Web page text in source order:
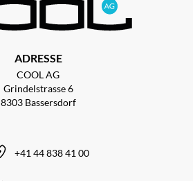
ADRESSE
COOL AG
Grindelstrasse 6
8303 Bassersdorf
+41 44 838 41 00